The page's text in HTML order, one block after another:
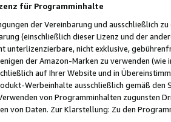
für Programminhalte
der Vereinbarung und ausschließlich
(einschließlich dieser Lizenz und der
unterlizenzierbare, nicht exklusive,
der Amazon-Marken zu verwenden
auf Ihrer Website und in
Werbeinhalte ausschließlich gemäß
von Programminhalten zugunsten
von Daten. Zur Klarstellung: Zu den